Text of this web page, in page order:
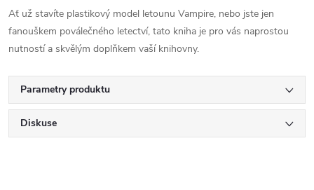
Ať už stavíte plastikový model letounu Vampire, nebo jste jen
fanouškem poválečného letectví, tato kniha je pro vás naprostou
nutností a skvělým doplňkem vaší knihovny.
Parametry produktu
Diskuse